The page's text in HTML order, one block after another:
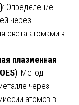
: Определение
через
света атомами в
плазменная
: Метод
через
атомов в